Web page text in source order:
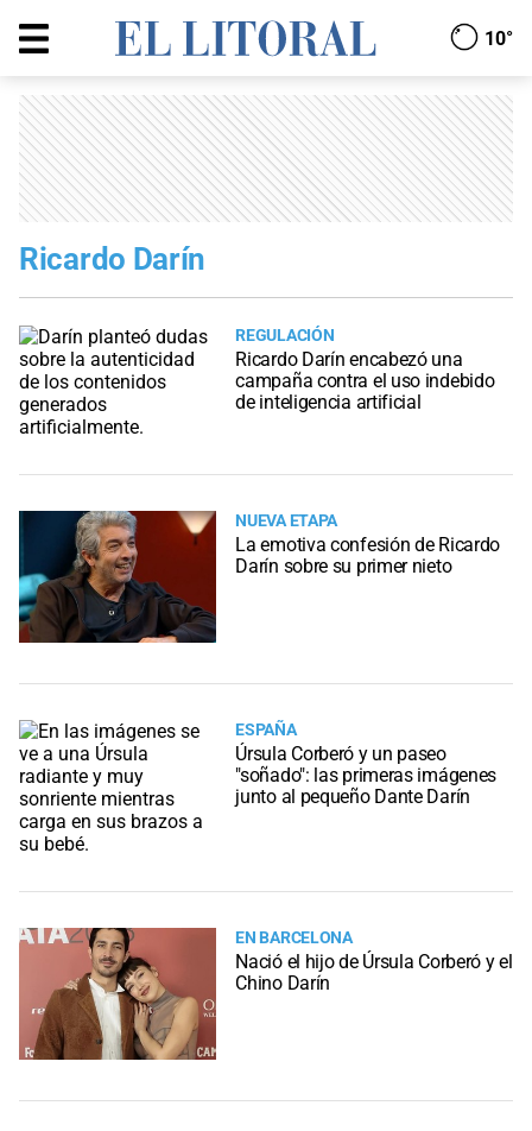
10°
Ricardo Darín
REGULACIÓN
Ricardo Darín encabezó una
campaña contra el uso indebido
de inteligencia artificial
NUEVA ETAPA
La emotiva confesión de Ricardo
Darín sobre su primer nieto
ESPAÑA
Úrsula Corberó y un paseo
"soñado": las primeras imágenes
junto al pequeño Dante Darín
EN BARCELONA
Nació el hijo de Úrsula Corberó y el
Chino Darín